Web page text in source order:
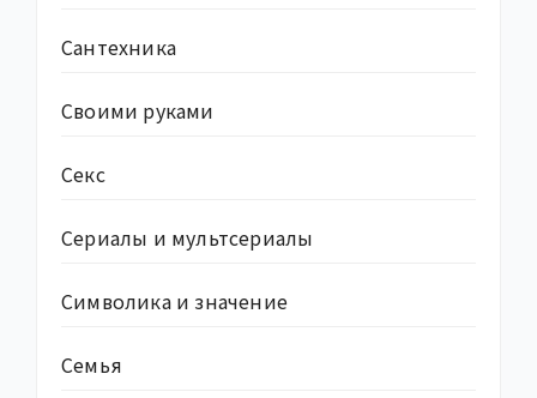
Сантехника
Своими руками
Секс
Сериалы и мультсериалы
Символика и значение
Семья